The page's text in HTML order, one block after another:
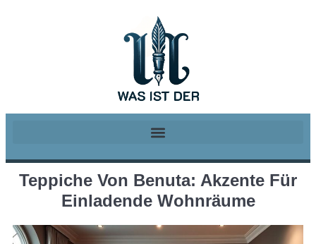
Teppiche Von Benuta: Akzente Für
Einladende Wohnräume